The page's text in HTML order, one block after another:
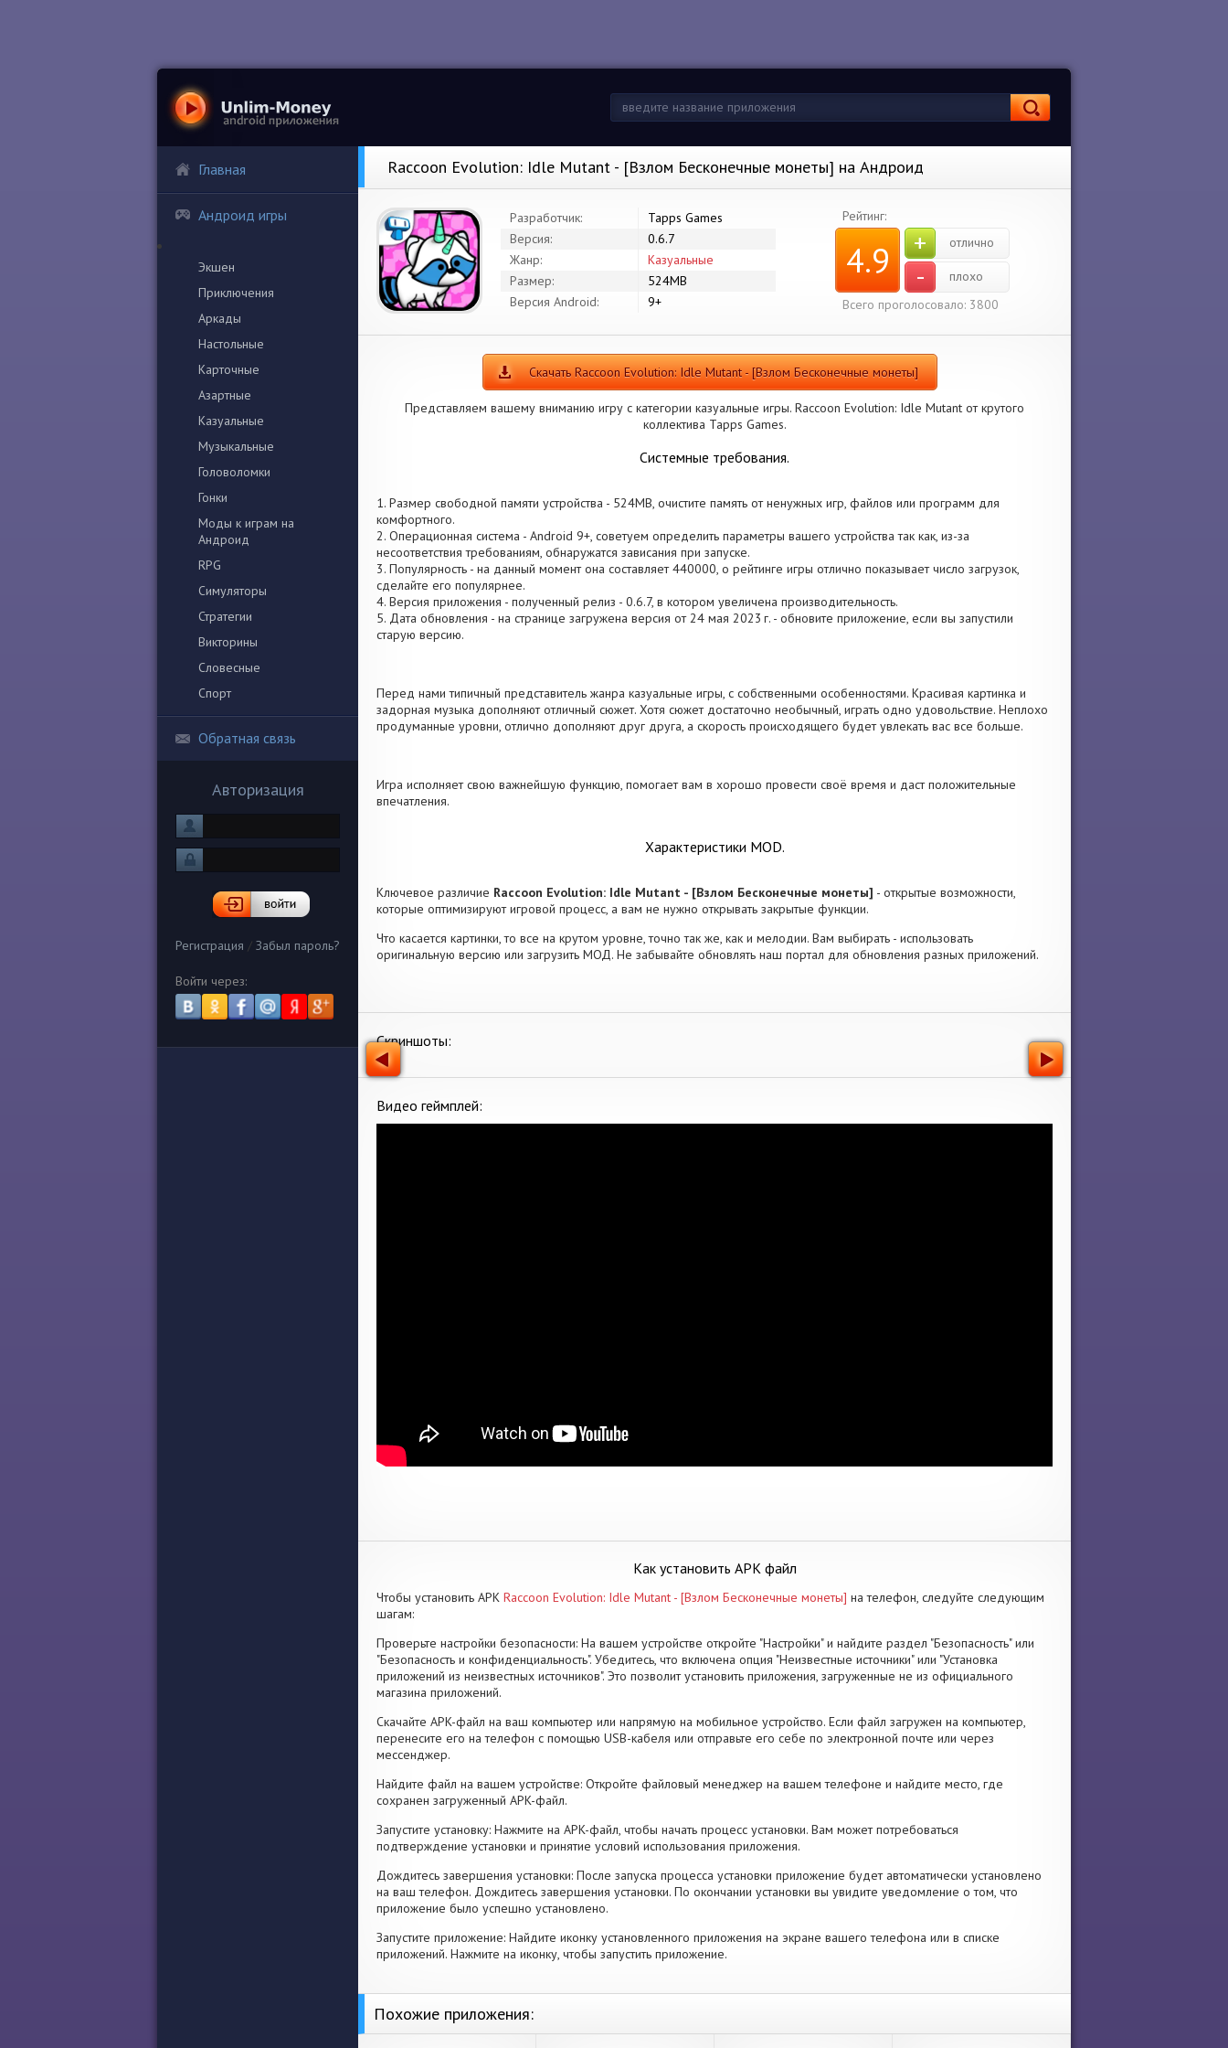
Главная
Андроид игры
Экшен
Приключения
Аркады
Настольные
Карточные
Азартные
Казуальные
Музыкальные
Головоломки
Гонки
Моды к играм на
Андроид
RPG
Симуляторы
Стратегии
Викторины
Словесные
Спорт
Обратная связь
Авторизация
Регистрация / Забыл пароль?
Войти через:
Raccoon Evolution: Idle Mutant - [Взлом Бесконечные монеты] на Андроид
Разработчик:
Tapps Games
Версия:
0.6.7
Жанр:
Казуальные
Размер:
524MB
Версия Android:
9+
Рейтинг:
4.9 + отлично
-
плохо
Всего проголосовало: 3800
Скачать Raccoon Evolution: Idle Mutant - [Взлом Бесконечные монеты]
Представляем вашему вниманию игру с категории казуальные игры. Raccoon Evolution: Idle Mutant от крутого
коллектива Tapps Games.
Системные требования.
1. Размер свободной памяти устройства - 524MB, очистите память от ненужных игр, файлов или программ для
комфортного.
2. Операционная система - Android 9+, советуем определить параметры вашего устройства так как, из-за
несоответствия требованиям, обнаружатся зависания при запуске.
3. Популярность - на данный момент она составляет 440000, о рейтинге игры отлично показывает число загрузок,
сделайте его популярнее.
4. Версия приложения - полученный релиз - 0.6.7, в котором увеличена производительность.
5. Дата обновления - на странице загружена версия от 24 мая 2023 г. - обновите приложение, если вы запустили
старую версию.
Перед нами типичный представитель жанра казуальные игры, с собственными особенностями. Красивая картинка и
задорная музыка дополняют отличный сюжет. Хотя сюжет достаточно необычный, играть одно удовольствие. Неплохо
продуманные уровни, отлично дополняют друг друга, а скорость происходящего будет увлекать вас все больше.
Игра исполняет свою важнейшую функцию, помогает вам в хорошо провести своё время и даст положительные
впечатления.
Характеристики MOD.
Ключевое различие Raccoon Evolution: Idle Mutant - [Взлом Бесконечные монеты] - открытые возможности,
которые оптимизируют игровой процесс, а вам не нужно открывать закрытые функции.
Что касается картинки, то все на крутом уровне, точно так же, как и мелодии. Вам выбирать - использовать
оригинальную версию или загрузить МОД. Не забывайте обновлять наш портал для обновления разных приложений.
Скриншоты:
Видео геймплей:
Как установить APK файл
Чтобы установить APK Raccoon Evolution: Idle Mutant - [Взлом Бесконечные монеты] на телефон, следуйте следующим
шагам:
Проверьте настройки безопасности: На вашем устройстве откройте "Настройки" и найдите раздел "Безопасность" или
"Безопасность и конфиденциальность". Убедитесь, что включена опция "Неизвестные источники" или "Установка
приложений из неизвестных источников". Это позволит установить приложения, загруженные не из официального
магазина приложений.
Скачайте APK-файл на ваш компьютер или напрямую на мобильное устройство. Если файл загружен на компьютер,
перенесите его на телефон с помощью USB-кабеля или отправьте его себе по электронной почте или через
мессенджер.
Найдите файл на вашем устройстве: Откройте файловый менеджер на вашем телефоне и найдите место, где
сохранен загруженный APK-файл.
Запустите установку: Нажмите на APK-файл, чтобы начать процесс установки. Вам может потребоваться
подтверждение установки и принятие условий использования приложения.
Дождитесь завершения установки: После запуска процесса установки приложение будет автоматически установлено
на ваш телефон. Дождитесь завершения установки. По окончании установки вы увидите уведомление о том, что
приложение было успешно установлено.
Запустите приложение: Найдите иконку установленного приложения на экране вашего телефона или в списке
приложений. Нажмите на иконку, чтобы запустить приложение.
Похожие приложения: